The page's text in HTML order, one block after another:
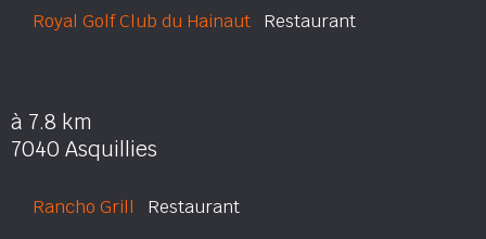
Royal Golf Club du Hainaut Restaurant
à 7.8 km
7040 Asquillies
Rancho Grill Restaurant